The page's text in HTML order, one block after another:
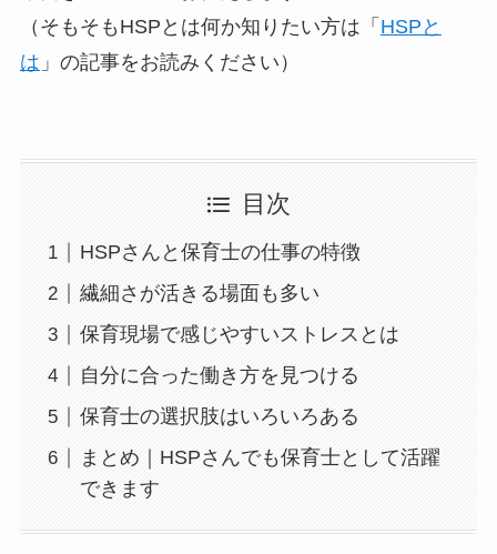
（そもそもHSPとは何か知りたい方は「 HSPと
は 」の記事をお読みください）
目次
HSPさんと保育士の仕事の特徴
繊細さが活きる場面も多い
保育現場で感じやすいストレスとは
自分に合った働き方を見つける
保育士の選択肢はいろいろある
まとめ｜HSPさんでも保育士として活躍
できます